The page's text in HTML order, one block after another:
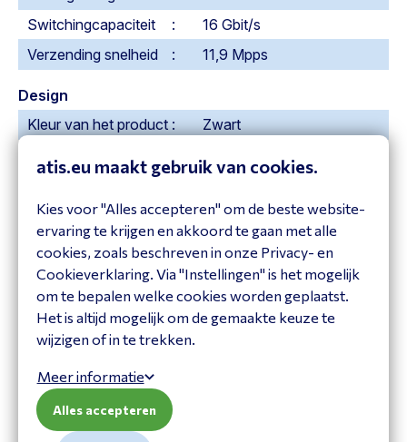
Switchingcapaciteit
16 Gbit/s
Verzending snelheid
11,9 Mpps
Design
Kleur van het product
Zwart
Eisen aan de omgeving
Bedrijfstemperatuur
(T-T)
0 - 40 °C
Luchtvochtigheid bij
opslag
5 - 90 procent
in bedrijf (V-V)
Temperatuur bij opslag
atis.eu maakt gebruik van cookies.
Kies voor "Alles accepteren" om de beste website-
ervaring te krijgen en akkoord te gaan met alle
cookies, zoals beschreven in onze Privacy- en
Cookieverklaring. Via "Instellingen" is het mogelijk
om te bepalen welke cookies worden geplaatst.
Het is altijd mogelijk om de gemaakte keuze te
wijzigen of in te trekken.
Meer informatie
Alles accepteren